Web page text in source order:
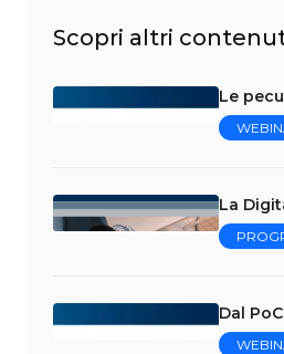
Scopri altri
Le
La
Dal